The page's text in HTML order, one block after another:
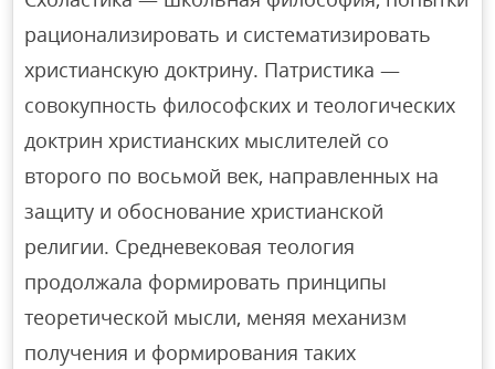
рационализировать и систематизировать
христианскую доктрину. Патристика —
совокупность философских и теологических
доктрин христианских мыслителей со
второго по восьмой век, направленных на
защиту и обоснование христианской
религии. Средневековая теология
продолжала формировать принципы
теоретической мысли, меняя механизм
получения и формирования таких